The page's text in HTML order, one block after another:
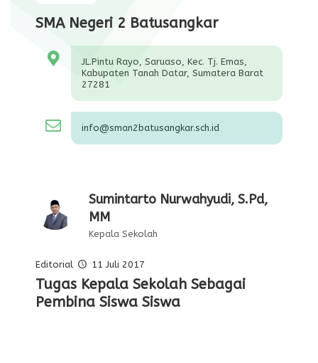
SMA Negeri 2 Batusangkar
JL.Pintu Rayo, Saruaso, Kec. Tj. Emas,
Kabupaten Tanah Datar, Sumatera Barat
27281
info@sman2batusangkar.sch.id
Sumintarto Nurwahyudi, S.Pd,
MM
Kepala Sekolah
Pelajaran Serta Keteladanan Dari
Para Pahlawan
Editorial 11 Juli 2017
Tugas Kepala Sekolah Sebagai
Pembina Siswa Siswa
Editorial 11 Juli 2017
Editorial Oleh Kepala Sekolah
Membentuk Karakter Siswa Di
Sekolah